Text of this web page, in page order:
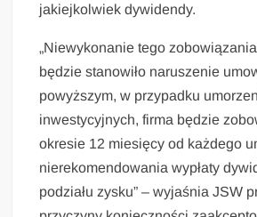
jakiejkolwiek dywidendy.
„Niewykonanie tego
będzie stanowiło naruszenie
powyższym, w przypadku
inwestycyjnych, firma będzie
okresie 12 miesięcy od każdego
nierekomendowania wypłaty
podziału zysku” – wyjaśnia JSW